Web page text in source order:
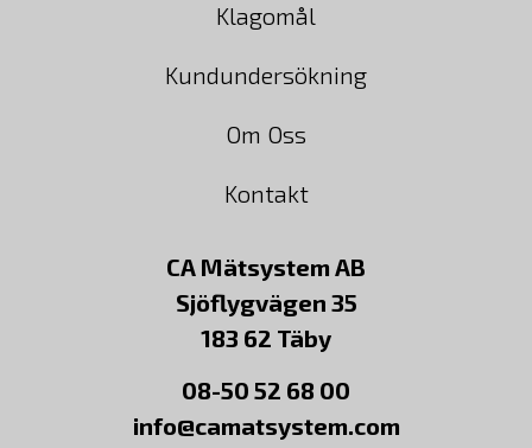
Klagomål
Kundundersökning
Om Oss
Kontakt
CA Mätsystem AB
Sjöflygvägen 35
183 62 Täby
08-50 52 68 00
info@camatsystem.com